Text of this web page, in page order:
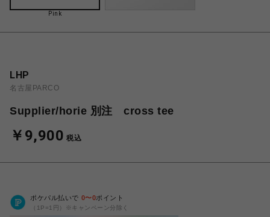
Pink
LHP
名古屋PARCO
Supplier/horie 別注 cross tee
￥9,900 税込
ポケパル払いで 0〜0ポイント
（1P=1円）※キャンペーン分除く